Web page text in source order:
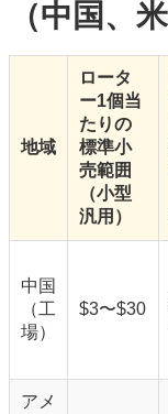
（中国、
地域
ロータ
ー1個当
たりの
標準小
売範囲
（小型
汎用）
中国
（工
場）
$3〜$30
アメ